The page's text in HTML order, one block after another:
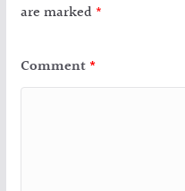
are marked *
Comment *